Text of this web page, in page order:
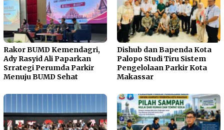
Rakor BUMD Kemendagri,
Ady Rasyid Ali Paparkan
Srrategi Perumda Parkir
Menuju BUMD Sehat
Dishub dan Bapenda Kota
Palopo Studi Tiru Sistem
Pengelolaan Parkir Kota
Makassar